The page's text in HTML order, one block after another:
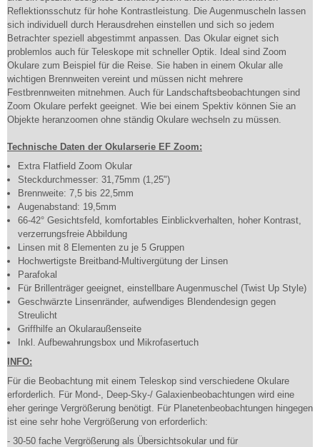
Reflektionsschutz für hohe Kontrastleistung. Die Augenmuscheln lassen
sich individuell durch Herausdrehen einstellen und sich so jedem
Betrachter speziell abgestimmt anpassen. Das Okular eignet sich
problemlos auch für Teleskope mit schneller Optik. Ideal sind Zoom
Okulare zum Beispiel für die Reise. Sie haben in einem Okular alle
wichtigen Brennweiten vereint und müssen nicht mehrere
Festbrennweiten mitnehmen. Auch für Landschaftsbeobachtungen sind
Zoom Okulare perfekt geeignet. Wie bei einem Spektiv können Sie an
Objekte heranzoomen ohne ständig Okulare wechseln zu müssen.
Technische Daten der Okularserie EF Zoom:
Extra Flatfield Zoom Okular
Steckdurchmesser: 31,75mm (1,25")
Brennweite: 7,5 bis 22,5mm
Augenabstand: 19,5mm
66-42° Gesichtsfeld, komfortables Einblickverhalten, hoher Kontrast,
verzerrungsfreie Abbildung
Linsen mit 8 Elementen zu je 5 Gruppen
Hochwertigste Breitband-Multivergütung der Linsen
Parafokal
Für Brillenträger geeignet, einstellbare Augenmuschel (Twist Up Style)
Geschwärzte Linsenränder, aufwendiges Blendendesign gegen
Streulicht
Griffhilfe an Okularaußenseite
Inkl. Aufbewahrungsbox und Mikrofasertuch
INFO:
Für die Beobachtung mit einem Teleskop sind verschiedene Okulare
erforderlich. Für Mond-, Deep-Sky-/ Galaxienbeobachtungen wird eine
eher geringe Vergrößerung benötigt. Für Planetenbeobachtungen hingegen
ist eine sehr hohe Vergrößerung von erforderlich:
- 30-50 fache Vergrößerung als Übersichtsokular und für